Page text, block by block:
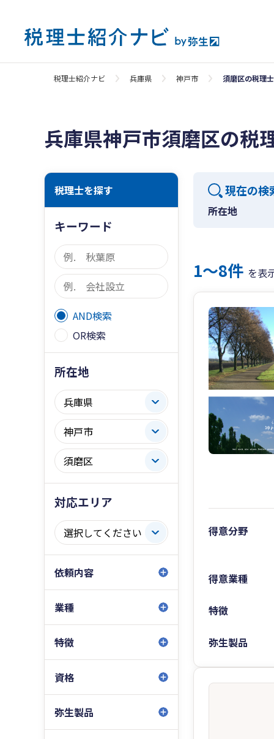
税理士紹介ナビ 兵庫県 神戸市 須磨区の税理
兵庫県神戸市須磨区の税
税理士を探す
キーワード
AND検索
OR検索
所在地
対応エリア
依頼内容
業種
特徴
資格
弥生製品
現在の検
所在地
1〜8件 を表
得意分野
得意業種
特徴
弥生製品